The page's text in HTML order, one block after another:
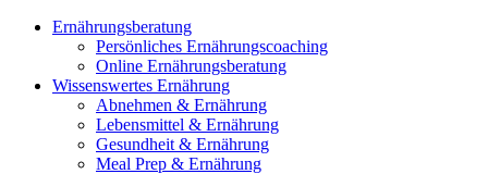
Ernährungsberatung
Persönliches Ernährungscoaching
Online Ernährungsberatung
Wissenswertes Ernährung
Abnehmen & Ernährung
Lebensmittel & Ernährung
Gesundheit & Ernährung
Meal Prep & Ernährung